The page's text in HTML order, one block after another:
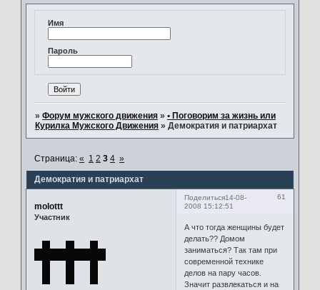
Имя
Пароль
» Форум мужского движения » • Поговорим за жизнь или
Курилка Мужского Движения » Демократия и патриархат
Демократия и патриархат
Страница: « 1 2 3 4 »
Поделиться 61
14-08-
2008 15:12:51
molottt
Участник
А что тогда женщины будет
делать?? Домом
заниматься? Так там при
современной технике
делов на пару часов.
Значит развлекаться и на